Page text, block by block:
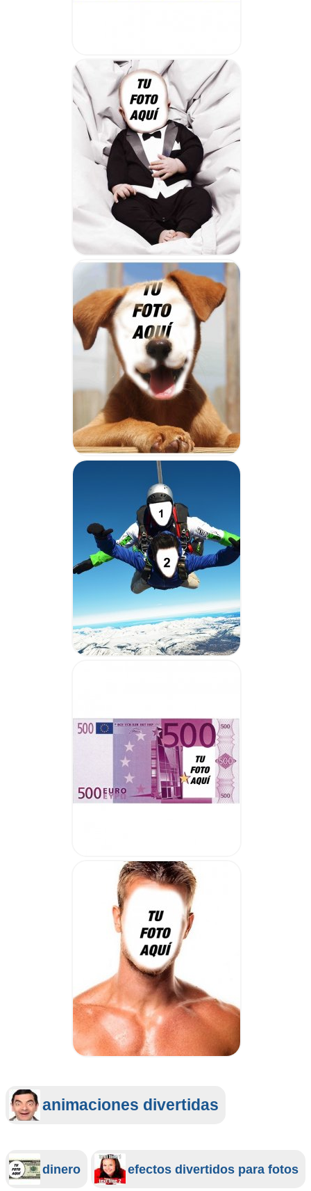
animaciones divertidas
dinero efectos divertidos para fotos